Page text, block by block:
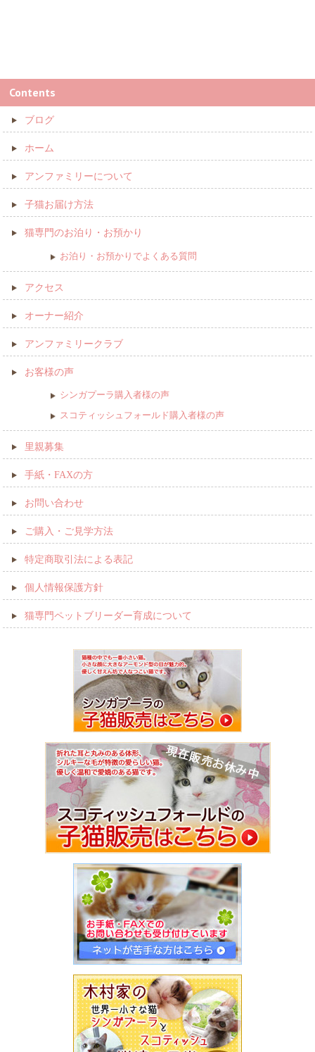
Contents
ブログ
ホーム
アンファミリーについて
子猫お届け方法
猫専門のお泊り・お預かり
お泊り・お預かりでよくある質問
アクセス
オーナー紹介
アンファミリークラブ
お客様の声
シンガプーラ購入者様の声
スコティッシュフォールド購入者様の声
里親募集
手紙・FAXの方
お問い合わせ
ご購入・ご見学方法
特定商取引法による表記
個人情報保護方針
猫専門ペットブリーダー育成について